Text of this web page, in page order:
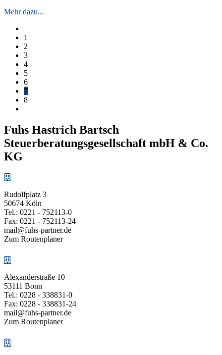
Mehr dazu...
1
2
3
4
5
6
7
8
Fuhs Hastrich Bartsch
Steuerberatungs­­gesellschaft mbH & Co.
KG
Rudolfplatz 3
50674 Köln
Tel.: 0221 - 752113-0
Fax: 0221 - 752113-24
mail@fuhs-partner.de
Zum Routenplaner
Alexanderstraße 10
53111 Bonn
Tel.: 0228 - 338831-0
Fax: 0228 - 338831-24
mail@fuhs-partner.de
Zum Routenplaner